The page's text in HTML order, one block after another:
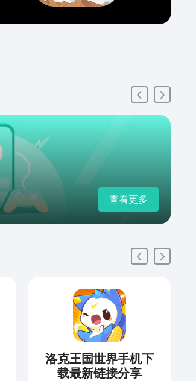
查看更多
洛克王国世界手机下
载最新链接分享